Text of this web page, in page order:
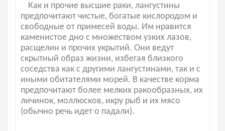
Как и прочие высшие раки, лангустины
предпочитают чистые, богатые кислородом и
свободные от примесей воды. Им нравится
каменистое дно с множеством узких лазов,
расщелин и прочих укрытий. Они ведут
скрытный образ жизни, избегая близкого
соседства как с другими лангустинами, так и с
иными обитателями морей. В качестве корма
предпочитают более мелких ракообразных, их
личинок, моллюсков, икру рыб и их мясо
(обычно речь идет о падали).